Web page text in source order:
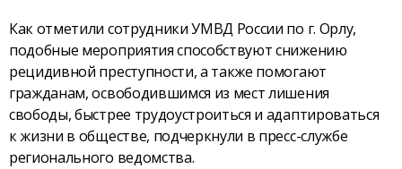
Как отметили сотрудники УМВД России по г. Орлу,
подобные мероприятия способствуют снижению
рецидивной преступности, а также помогают
гражданам, освободившимся из мест лишения
свободы, быстрее трудоустроиться и адаптироваться
к жизни в обществе, подчеркнули в пресс-службе
регионального ведомства.